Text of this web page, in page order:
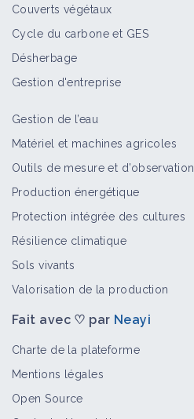
Couverts végétaux
Cycle du carbone et GES
Désherbage
Gestion d'entreprise
Gestion de l’eau
Matériel et machines agricoles
Outils de mesure et d’observation
Production énergétique
Protection intégrée des cultures
Résilience climatique
Sols vivants
Valorisation de la production
Fait avec ♡ par Neayi
Charte de la plateforme
Mentions légales
Open Source